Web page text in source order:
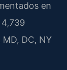
en
DC, NY